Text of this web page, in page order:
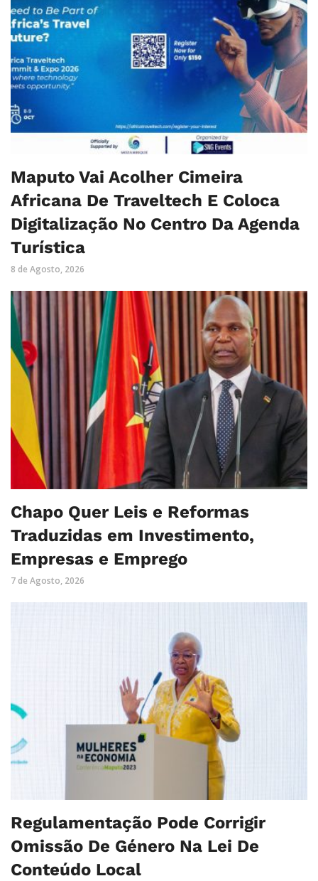
Maputo Vai Acolher Cimeira
Africana De Traveltech E Coloca
Digitalização No Centro Da Agenda
Turística
8 de Agosto, 2026
Chapo Quer Leis e Reformas
Traduzidas em Investimento,
Empresas e Emprego
7 de Agosto, 2026
Regulamentação Pode Corrigir
Omissão De Género Na Lei De
Conteúdo Local